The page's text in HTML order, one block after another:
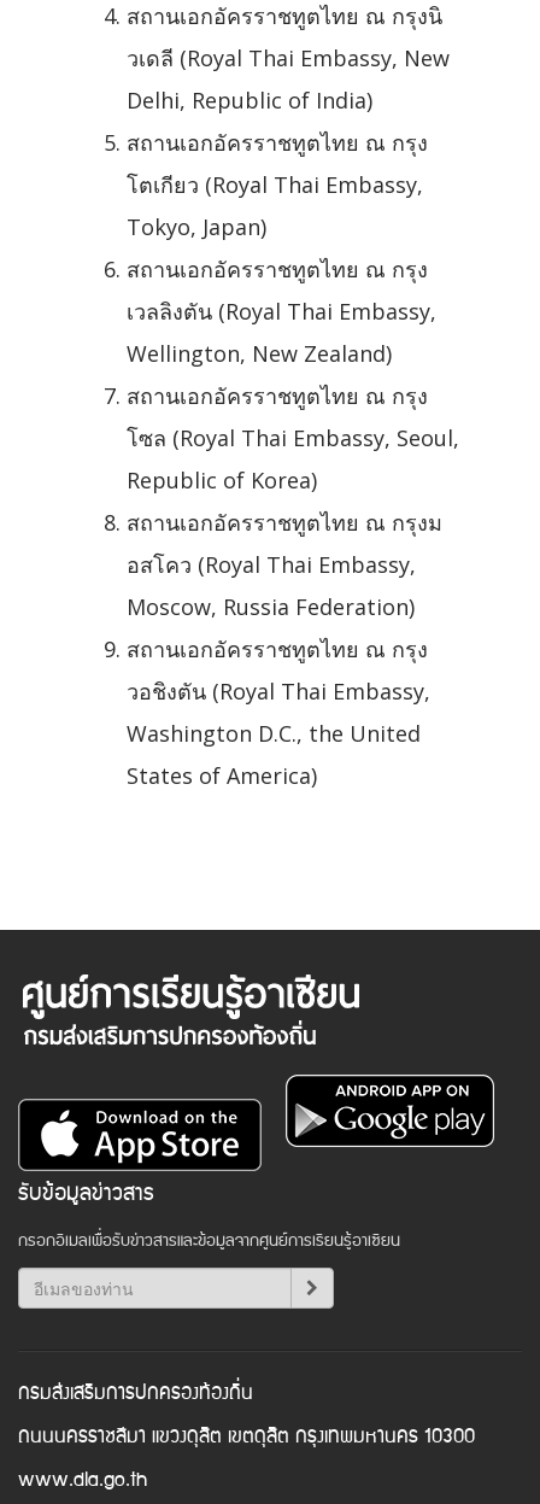
สถานเอกอัครราชทูตไทย ณ กรุงนิ
วเดลี (Royal Thai Embassy, New
Delhi, Republic of India)
สถานเอกอัครราชทูตไทย ณ กรุง
โตเกียว (Royal Thai Embassy,
Tokyo, Japan)
สถานเอกอัครราชทูตไทย ณ กรุง
เวลลิงตัน (Royal Thai Embassy,
Wellington, New Zealand)
สถานเอกอัครราชทูตไทย ณ กรุง
โซล (Royal Thai Embassy, Seoul,
Republic of Korea)
สถานเอกอัครราชทูตไทย ณ กรุงม
อสโคว (Royal Thai Embassy,
Moscow, Russia Federation)
สถานเอกอัครราชทูตไทย ณ กรุง
วอชิงตัน (Royal Thai Embassy,
Washington D.C., the United
States of America)
รับข้อมูลข่าวสาร
กรอกอีเมลเพื่อรับข่าวสารและข้อมูลจากศูนย์การเรียนรู้อาเซียน
กรมส่งเสริมการปกครองท้องถิ่น
ถนนนครราชสีมา แขวงดุสิต เขตดุสิต กรุงเทพมหานคร 10300
www.dla.go.th